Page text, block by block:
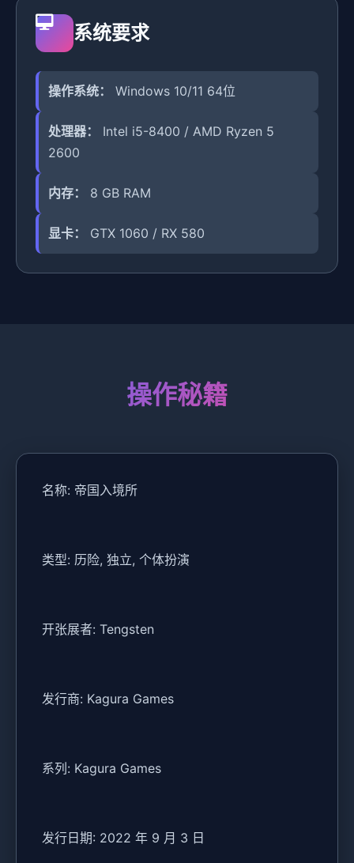
系统要求
操作系统： Windows 10/11 64位
处理器：
Intel i5-8400 / AMD Ryzen 5
2600
内存： 8 GB RAM
显卡： GTX 1060 / RX 580
操作秘籍
名称: 帝国入境所
类型: 历险, 独立, 个体扮演
开张展者: Tengsten
发行商: Kagura Games
系列: Kagura Games
发行日期: 2022 年 9 月 3 日